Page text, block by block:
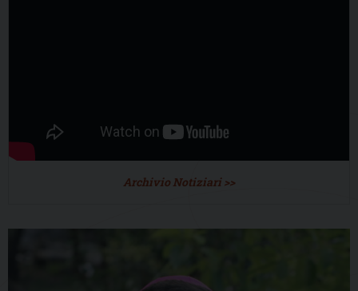
Archivio Notiziari >>